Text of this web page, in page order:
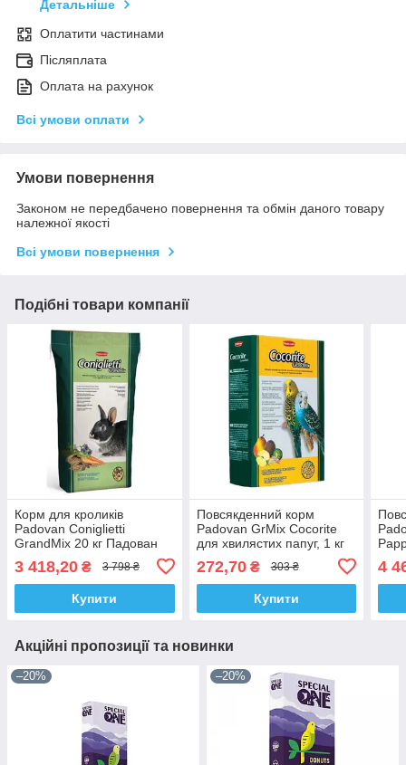
Детальніше
Оплатити частинами
Післяплата
Оплата на рахунок
Всі умови оплати
Умови повернення
Законом не передбачено повернення та обмін даного товару
належної якості
Всі умови повернення
Подібні товари компанії
Корм для кроликів
Padovan Coniglietti
GrandMix 20 кг Падован
3 418,20 ₴ 3 798 ₴
Купити
Повсякденний корм
Padovan GrMix Cocorite
для хвилястих папуг, 1 кг
272,70₴ 303 ₴
Купити
4
Акційні пропозиції та новинки
–20% –20%